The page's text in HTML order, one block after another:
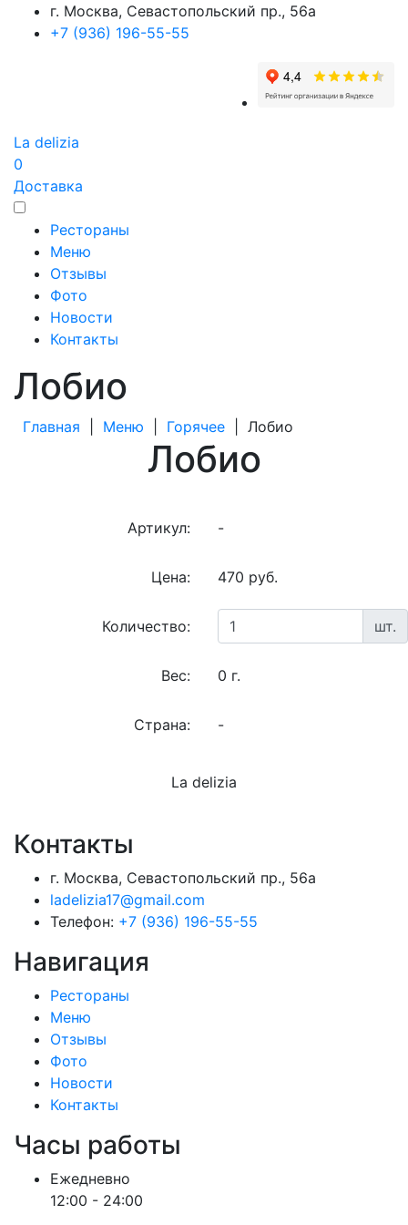
г. Москва, Севастопольский пр., 56а
+7 (936) 196-55-55
La delizia
0
Доставка
Рестораны
Меню
Отзывы
Фото
Новости
Контакты
Лобио
Главная Меню Горячее Лобио
Лобио
Артикул: -
Цена: 470 руб.
Количество: шт.
Вес: 0 г.
Страна: -
La delizia
Контакты
г. Москва, Севастопольский пр., 56а
ladelizia17@gmail.com
Телефон: +7 (936) 196-55-55
Навигация
Рестораны
Меню
Отзывы
Фото
Новости
Контакты
Часы работы
Ежедневно
12:00 - 24:00